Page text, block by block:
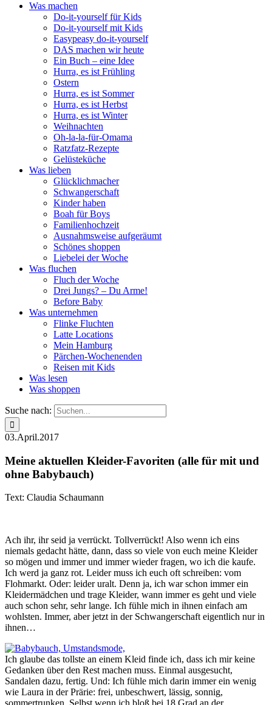
Was machen
Do-it-yourself für Kids
Do-it-yourself mit Kids
Easypeasy do-it-yourself
DAS machen wir heute
Ein Buch – eine Idee
Hurra, es ist Frühling
Ostern
Hurra, es ist Sommer
Hurra, es ist Herbst
Hurra, es ist Winter
Weihnachten
Oh-la-la-für-Omama
Ratzfatz-Rezepte
Gelüsteküche
Was lieben
Glücklichmacher
Schwangerschaft
Kinder haben
Boah für Boys
Familienhochzeit
Ausnahmsweise aufgeräumt
Schönes shoppen
Liebelei der Woche
Was fluchen
Fluch der Woche
Drei Jungs? – Du Arme!
Before Baby
Was unternehmen
Flinke Fluchten
Latte Locations
Mein Hamburg
Pärchen-Wochenenden
Reisen mit Kids
Was lesen
Was shoppen
Suche nach:
03.April.2017
Meine aktuellen Kleider-Favoriten (alle für mit und
ohne Babybauch)
Text: Claudia Schaumann
Ach ihr, ihr seid ja verrückt. Tollverrückt! Also wenn ich eins
niemals gedacht hätte, dann, dass so viele von euch meine Kleider
so mögen und immer und immer wieder fragen, wo ich die kaufe.
Ich werd ja ganz rot. Leider muss ich euch oft schreiben: vom
Flohmarkt. Oder: leider uralt. Denn ja, ich war schon immer ein
Kleidermädchen und trage Kleider, wann immer es geht und viele
auch schon sehr, sehr lange. Ich fühle mich in ihnen einfach am
wohlsten. Immer, aber jetzt in der Schwangerschaft eigentlich nur in
ihnen…
Ich glaube das tollste an einem Kleid finde ich, dass ich mir keine
Gedanken über den Rest machen muss. Einmal ausgesucht,
Sandalen dazu, fertig. Und: Ich fühle mich darin immer ein wenig
wie Laura in der Prärie: frei, unbeschwert, lässig, sonnig,